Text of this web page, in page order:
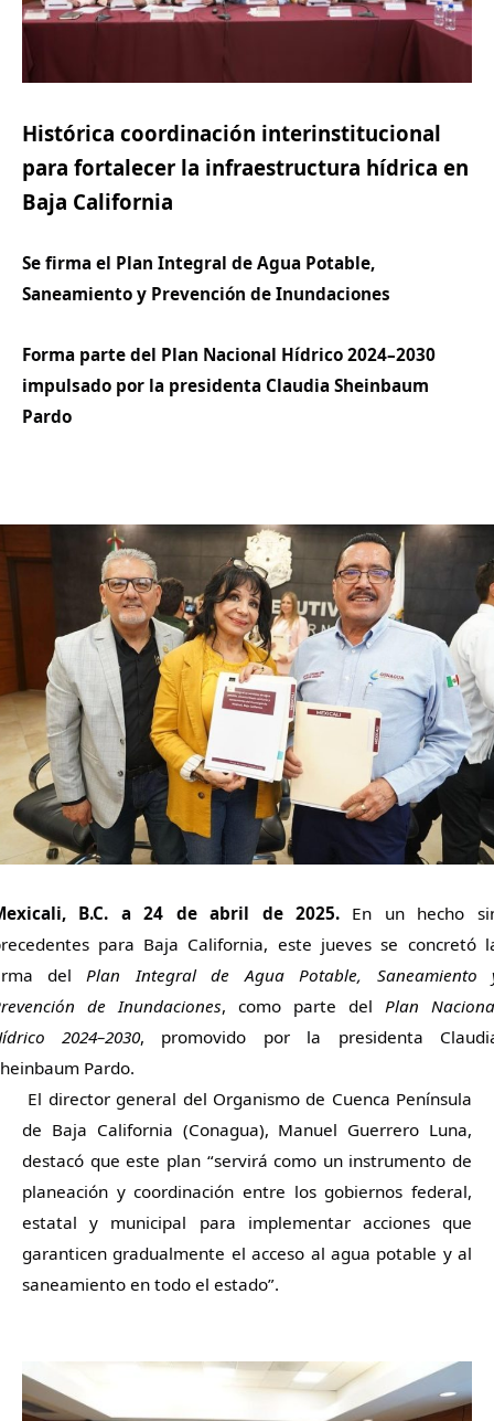
Histórica coordinación interinstitucional
para fortalecer la infraestructura hídrica en
Baja California
Se firma el Plan Integral de Agua Potable,
Saneamiento y Prevención de Inundaciones
Forma parte del Plan Nacional Hídrico 2024–2030
impulsado por la presidenta Claudia Sheinbaum
Pardo
B.C. a 24 de abril de 2025. En un hecho
para Baja California, este jueves se concretó
del Plan Integral de Agua Potable, Saneamiento
de Inundaciones, como parte del Plan
2024–2030, promovido por la presidenta
Pardo.
El director general del Organismo de Cuenca Península
de Baja California (Conagua), Manuel Guerrero Luna,
destacó que este plan “servirá como un instrumento de
planeación y coordinación entre los gobiernos federal,
estatal y municipal para implementar acciones que
garanticen gradualmente el acceso al agua potable y al
saneamiento en todo el estado”.